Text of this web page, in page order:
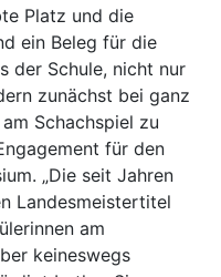
Platz und die
ein Beleg für die
der Schule, nicht nur
zunächst bei ganz
Schachspiel zu
für den
„Die seit Jahren
Landesmeistertitel
am
keineswegs